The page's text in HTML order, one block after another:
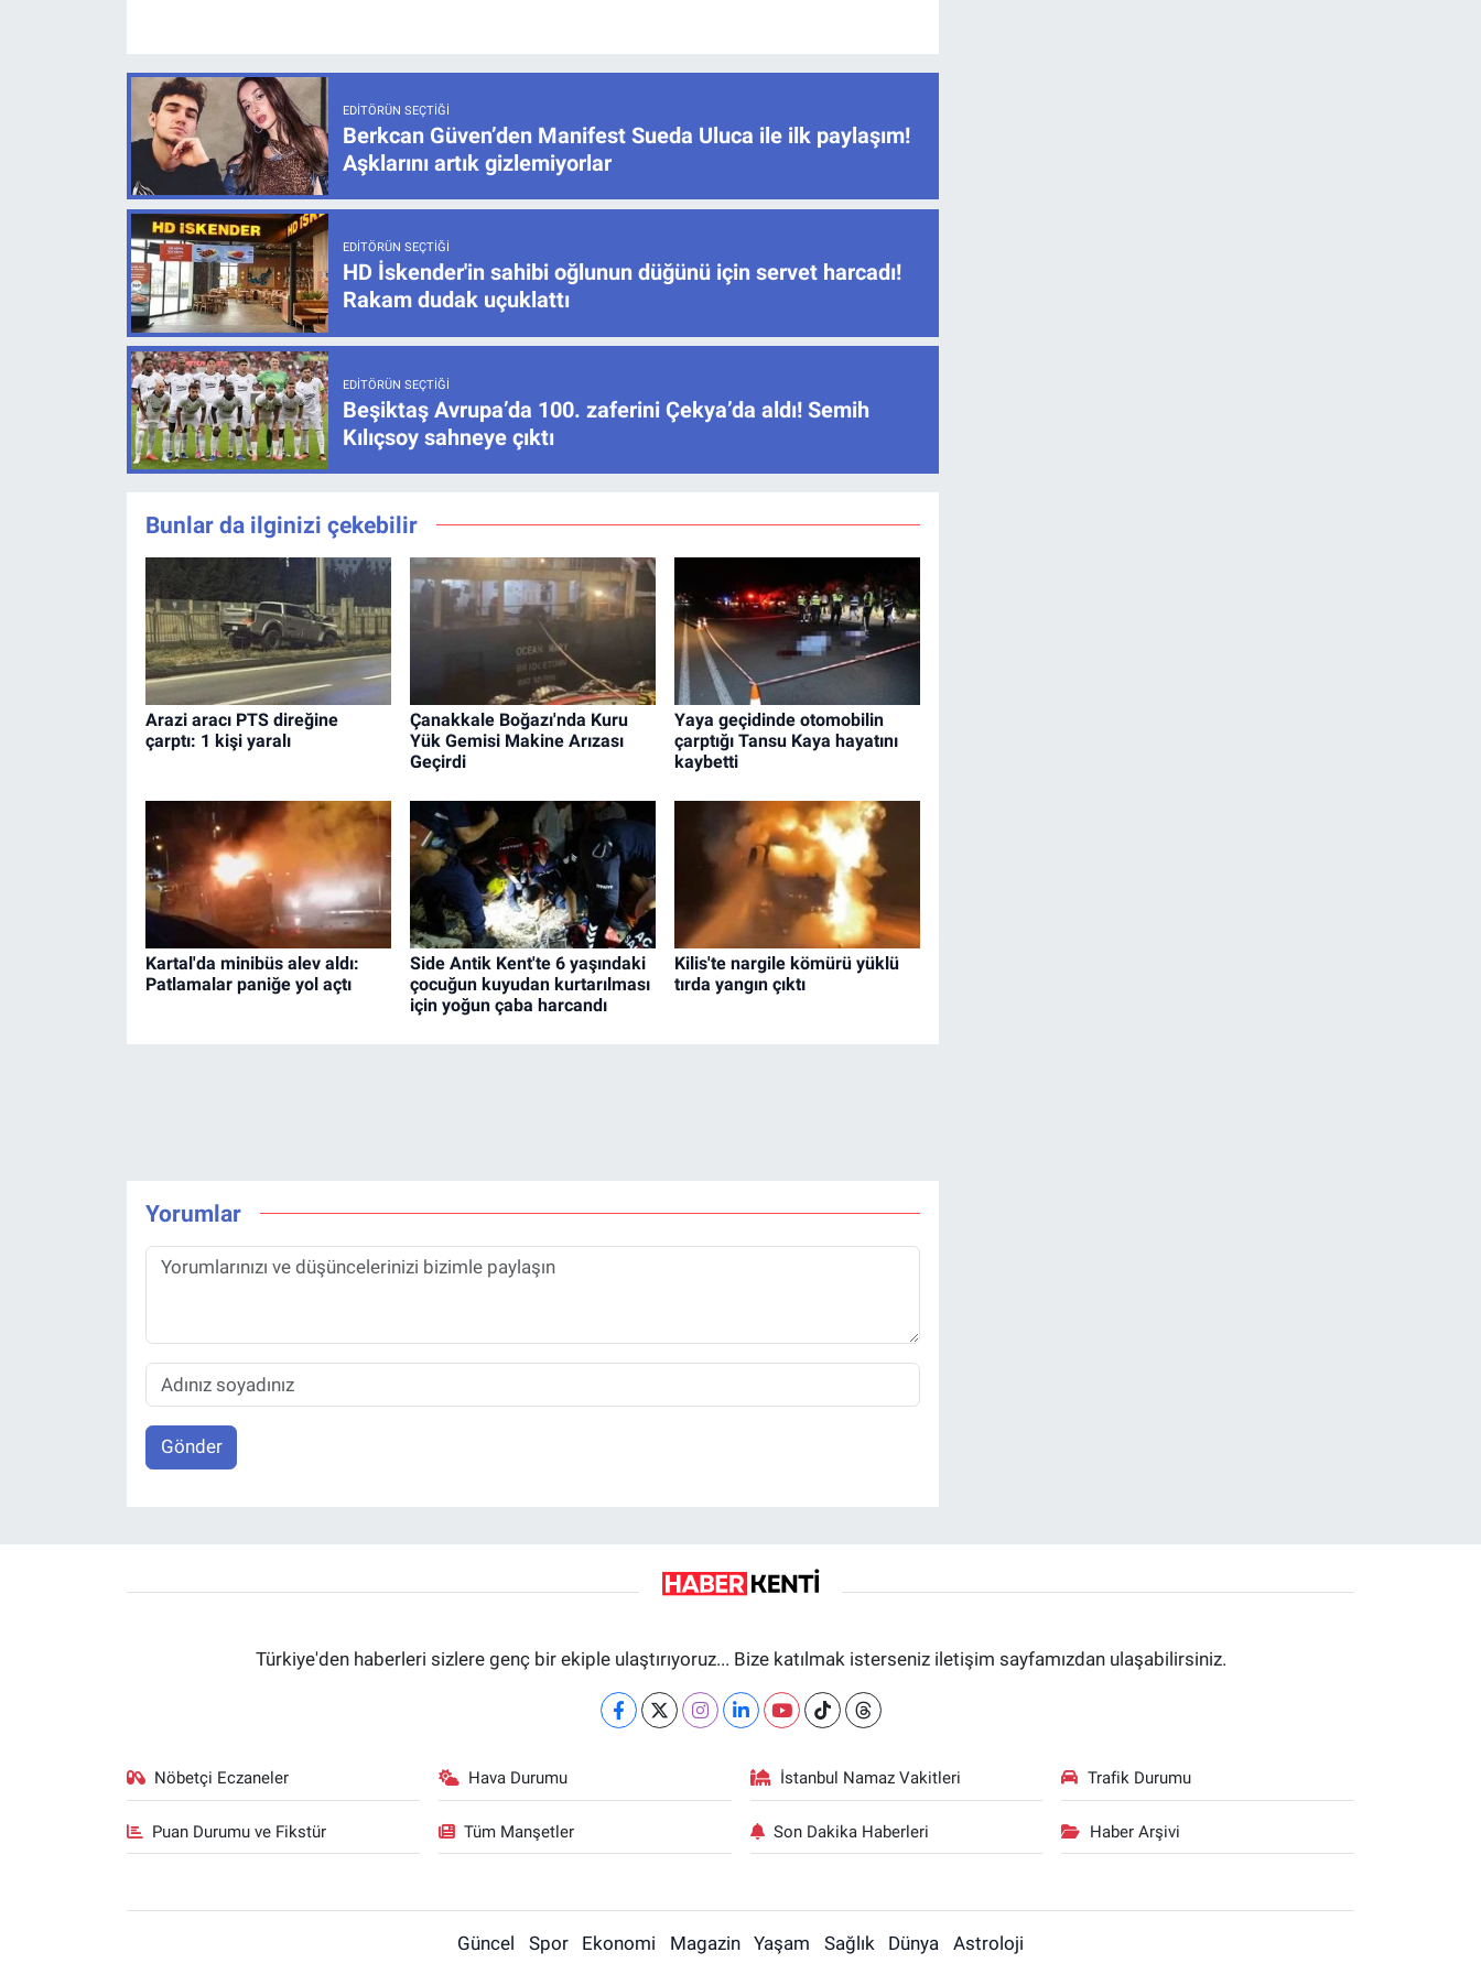
EDITÖRÜN SEÇTIĞI
Berkcan Güven’den Manifest Sueda Uluca ile ilk paylaşım!
Aşklarını artık gizlemiyorlar
EDITÖRÜN SEÇTIĞI
HD İskender'in sahibi oğlunun düğünü için servet harcadı!
Rakam dudak uçuklattı
EDITÖRÜN SEÇTIĞI
Beşiktaş Avrupa’da 100. zaferini Çekya’da aldı! Semih
Kılıçsoy sahneye çıktı
Bunlar da ilginizi çekebilir
Arazi aracı PTS direğine
çarptı: 1 kişi yaralı
Çanakkale Boğazı'nda Kuru
Yük Gemisi Makine Arızası
Geçirdi
Yaya geçidinde otomobilin
çarptığı Tansu Kaya hayatını
kaybetti
Kartal'da minibüs alev aldı:
Patlamalar paniğe yol açtı
Side Antik Kent'te 6 yaşındaki
çocuğun kuyudan kurtarılması
için yoğun çaba harcandı
Kilis'te nargile kömürü yüklü
tırda yangın çıktı
Yorumlar
Gönder
Türkiye'den haberleri sizlere genç bir ekiple ulaştırıyoruz... Bize katılmak isterseniz iletişim sayfamızdan ulaşabilirsiniz.
Nöbetçi Eczaneler Hava Durumu İstanbul Namaz Vakitleri Trafik Durumu
Puan Durumu ve Fikstür Tüm Manşetler Son Dakika Haberleri Haber Arşivi
Güncel Spor Ekonomi Magazin Yaşam Sağlık Dünya Astroloji